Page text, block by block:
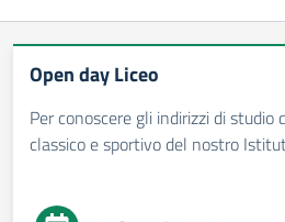
Open day Liceo
Per conoscere gli indirizzi di studio
classico e sportivo del nostro